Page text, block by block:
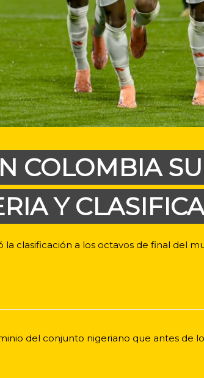
COLOMBIA
Y
clasificación a los octavos de final del
del conjunto nigeriano que antes de